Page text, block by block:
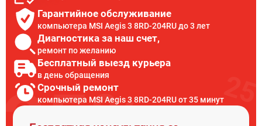
Гарантийное обслуживание
компьютера MSI Aegis 3 8RD-204RU до 3 лет
Диагностика за наш счет,
ремонт по желанию
Бесплатный выезд курьера
в день обращения
Срочный ремонт
компьютера MSI Aegis 3 8RD-204RU от 35 минут